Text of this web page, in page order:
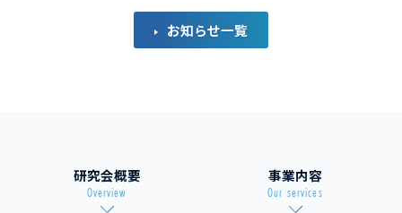
お知らせ一覧
研究会概要
Overview
事業内容
Our services